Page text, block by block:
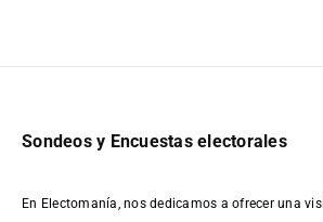
Sondeos y Encuestas electorales
En Electomanía, nos dedicamos a ofrecer una